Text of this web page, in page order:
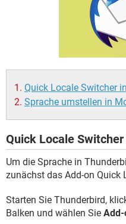
Quick Locale Switcher
Sprache umstellen in
Quick Locale
Um die Sprache in
zunächst das Add-on Quick
Starten Sie Thunderbird,
Balken und wählen Sie